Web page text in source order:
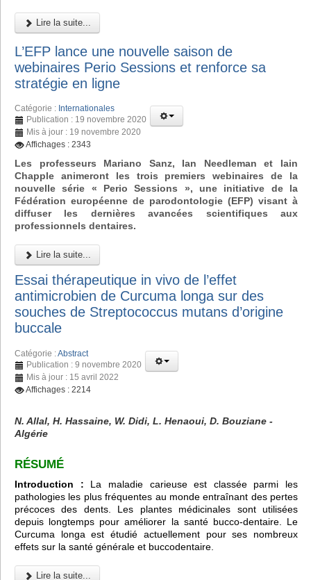
Lire la suite...
L’EFP lance une nouvelle saison de
webinaires Perio Sessions et renforce sa
stratégie en ligne
Catégorie : Internationales
Publication : 19 novembre 2020
Mis à jour : 19 novembre 2020
Affichages : 2343
Les professeurs Mariano Sanz, Ian Needleman et Iain
Chapple animeront les trois premiers webinaires de la
nouvelle série « Perio Sessions », une initiative de la
Fédération européenne de parodontologie (EFP) visant à
diffuser les dernières avancées scientifiques aux
professionnels dentaires.
Lire la suite...
Essai thérapeutique in vivo de l’effet
antimicrobien de Curcuma longa sur des
souches de Streptococcus mutans d’origine
buccale
Catégorie :Abstract
Publication : 9 novembre 2020
Mis à jour : 15 avril 2022
Affichages : 2214
N. Allal, H. Hassaine, W. Didi, L. Henaoui, D. Bouziane -
Algérie
RÉSUMÉ
Introduction : La maladie carieuse est classée parmi les
pathologies les plus fréquentes au monde entraînant des pertes
précoces des dents. Les plantes médicinales sont utilisées
depuis longtemps pour améliorer la santé bucco-dentaire. Le
Curcuma longa est étudié actuellement pour ses nombreux
effets sur la santé générale et buccodentaire.
Lire la suite...